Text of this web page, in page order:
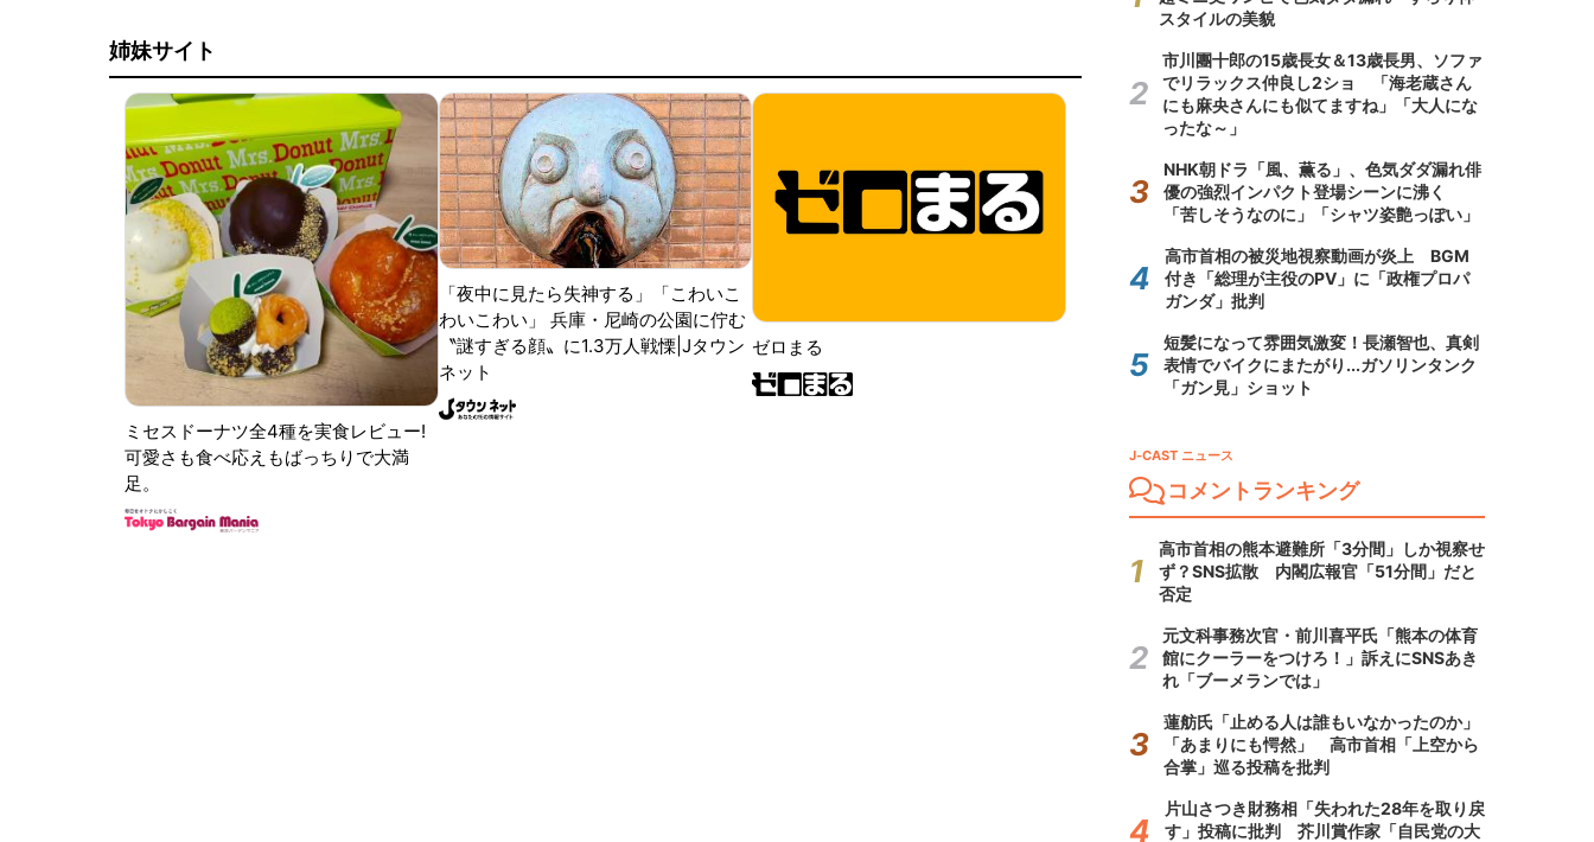
姉妹サイト
ミセスドーナツ全4種を実食レビュー!
可愛さも食べ応えもばっちりで大満
足。
「夜中に見たら失神する」「こわいこ
わいこわい」 兵庫・尼崎の公園に佇む
〝謎すぎる顔〟に1.3万人戦慄|Jタウン
ネット
ゼロまる
スタイルの美貌
市川團十郎の15歳長女＆13歳長男、ソファ
でリラックス仲良し2ショ 「海老蔵さん
にも麻央さんにも似てますね」「大人にな
ったな～」
NHK朝ドラ「風、薫る」、色気ダダ漏れ俳
優の強烈インパクト登場シーンに沸く
「苦しそうなのに」「シャツ姿艶っぽい」
高市首相の被災地視察動画が炎上 BGM
付き「総理が主役のPV」に「政権プロパ
ガンダ」批判
短髪になって雰囲気激変！長瀬智也、真剣
表情でバイクにまたがり...ガソリンタンク
「ガン見」ショット
J-CAST ニュース
コメントランキング
高市首相の熊本避難所「3分間」しか視察せ
ず？SNS拡散 内閣広報官「51分間」だと
否定
元文科事務次官・前川喜平氏「熊本の体育
館にクーラーをつけろ！」訴えにSNSあき
れ「ブーメランでは」
蓮舫氏「止める人は誰もいなかったのか」
「あまりにも愕然」 高市首相「上空から
合掌」巡る投稿を批判
片山さつき財務相「失われた28年を取り戻
す」投稿に批判 芥川賞作家「自民党の大